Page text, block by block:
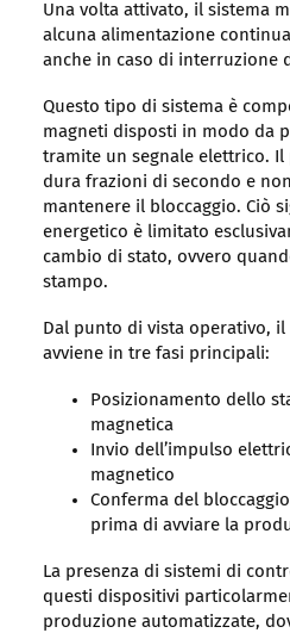
Una volta attivato, il sistema
alcuna alimentazione
anche in caso di interruzione
Questo tipo di sistema è
magneti disposti in modo da
tramite un segnale elettrico.
dura frazioni di secondo e
mantenere il bloccaggio. Ciò
energetico è limitato
cambio di stato, ovvero
stampo.
Dal punto di vista operativo,
avviene in tre fasi principali:
Posizionamento dello
magnetica
Invio dell’impulso
magnetico
Conferma del
prima di avviare la
La presenza di sistemi di
questi dispositivi
produzione automatizzate,